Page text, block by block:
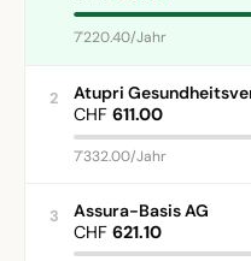
7'220.40/Jahr
2
Atupri
CHF 611.00
7'332.00/Jahr
3
Assura-Basis AG
CHF 621.10